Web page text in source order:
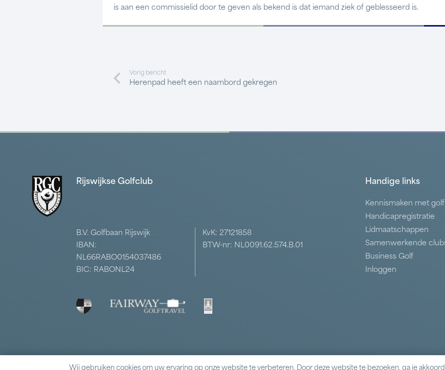
is aan een commissielid door te geven als bekend is dat iemand ziek of geblesseerd is.
Vorig bericht
Herenpad heeft een naambord gekregen
Rijswijkse Golfclub
B.V. Golfbaan Rijswijk
IBAN:
NL66RABO0154037486
BIC: RABONL24
KvK: 27121858
BTW-nr: NL0091.62.574.B.01
Handige links
Kennismaken met golf
Handicapregistratie
Lidmaatschappen
Samenwerkende
Business Golf
Inloggen
Wij gebruiken cookies om uw ervaring op onze website te verbeteren. Door deze website te bezoeken, ga je